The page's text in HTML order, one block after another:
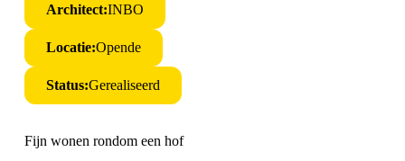
Architect:INBO
Locatie:Opende
Status:Gerealiseerd
Fijn wonen rondom een hof